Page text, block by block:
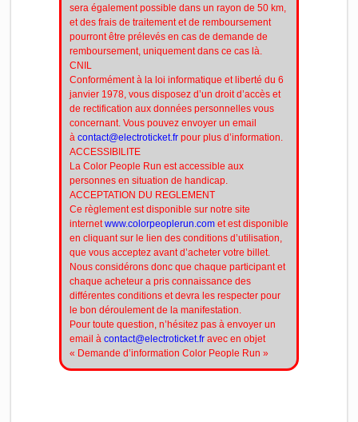
sera également possible dans un rayon de 50 km,
et des frais de traitement et de remboursement
pourront être prélevés en cas de demande de
remboursement, uniquement dans ce cas là.
CNIL
Conformément à la loi informatique et liberté du 6
janvier 1978, vous disposez d’un droit d’accès et
de rectification aux données personnelles vous
concernant. Vous pouvez envoyer un email
à contact@electroticket.fr pour plus d’information.
ACCESSIBILITE
La Color People Run est accessible aux
personnes en situation de handicap.
ACCEPTATION DU REGLEMENT
Ce règlement est disponible sur notre site
internet www.colorpeoplerun.com et est disponible
en cliquant sur le lien des conditions d’utilisation,
que vous acceptez avant d’acheter votre billet.
Nous considérons donc que chaque participant et
chaque acheteur a pris connaissance des
différentes conditions et devra les respecter pour
le bon déroulement de la manifestation.
Pour toute question, n’hésitez pas à envoyer un
email à contact@electroticket.fr avec en objet
« Demande d’information Color People Run »